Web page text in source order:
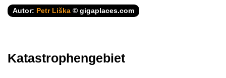
Autor: Petr Liška © gigaplaces.com
Katastrophengebiet